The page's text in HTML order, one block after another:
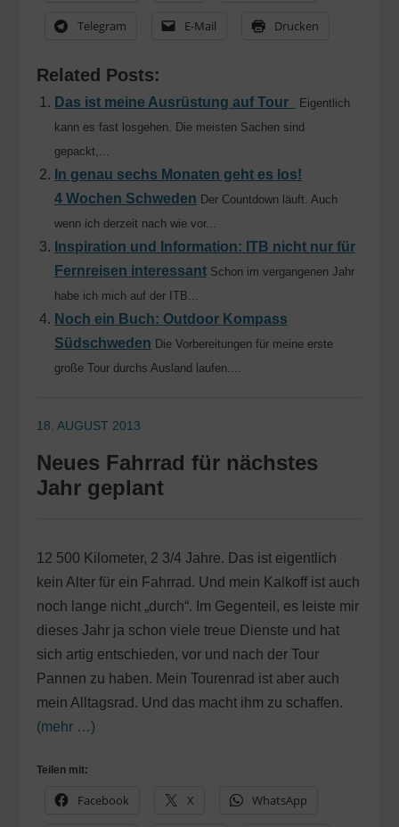
Telegram E-Mail Drucken
Related Posts:
Das ist meine Ausrüstung auf Tour
Eigentlich
kann es fast losgehen. Die meisten Sachen sind
gepackt,...
In genau sechs Monaten geht es los!
4 Wochen Schweden Der Countdown läuft. Auch
wenn ich derzeit nach wie vor...
Inspiration und Information: ITB nicht nur für
Fernreisen interessant Schon im vergangenen Jahr
habe ich mich auf der ITB...
Noch ein Buch: Outdoor Kompass
Südschweden Die Vorbereitungen für meine erste
große Tour durchs Ausland laufen....
18. AUGUST 2013
Neues Fahrrad für nächstes
Jahr geplant
12 500 Kilometer, 2 3/4 Jahre. Das ist eigentlich
kein Alter für ein Fahrrad. Und mein Kalkoff ist auch
noch lange nicht „durch“. Im Gegenteil, es leiste mir
dieses Jahr ja schon viele treue Dienste und hat
sich artig entschieden, vor und nach der Tour
Pannen zu haben. Mein Tourenrad ist aber auch
mein Alltagsrad. Und das macht ihm zu schaffen.
(mehr …)
Teilen mit:
Facebook X WhatsApp